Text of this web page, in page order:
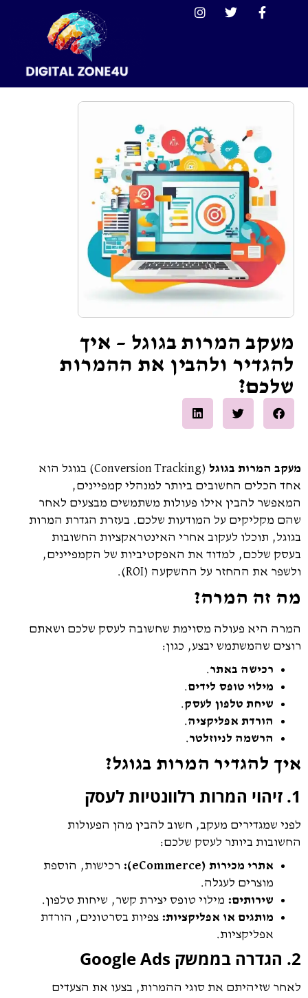
מעקב המרות בגוגל – איך
להגדיר ולהבין את ההמרות
שלכם?
מעקב המרות בגוגל
(Conversion Tracking) בגוגל הוא
אחד הכלים החשובים ביותר למנהלי קמפיינים,
המאפשר להבין אילו פעולות משתמשים מבצעים לאחר
שהם מקליקים על המודעות שלכם. בעזרת הגדרת המרות
בגוגל, תוכלו לעקוב אחרי האינטראקציות החשובות
בעסק שלכם, למדוד את האפקטיביות של הקמפיינים,
ולשפר את ההחזר על ההשקעה (ROI).
מה זה המרה?
המרה היא פעולה מסוימת שחשובה לעסק שלכם ושאתם
רוצים שהמשתמש יבצע, כגון:
רכישה באתר.
מילוי טופס לידים.
שיחת טלפון לעסק.
הורדת אפליקציה.
הרשמה לניוזלטר.
איך להגדיר המרות בגוגל?
1. זיהוי המרות רלוונטיות לעסק
לפני שמגדירים מעקב, חשוב להבין מהן הפעולות
החשובות ביותר לעסק שלכם:
אתרי מכירות (eCommerce):
רכישות, הוספת
מוצרים לעגלה.
שירותים: מילוי טופס יצירת קשר, שיחות טלפון.
מותגים או אפליקציות: צפיות בסרטונים, הורדת
אפליקציות.
2. הגדרה בממשק Google Ads
לאחר שזיהיתם את סוגי ההמרות, בצעו את הצעדים